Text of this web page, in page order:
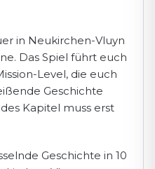
in Neukirchen-Vluyn
Das Spiel führt euch
Level, die euch
Geschichte
Kapitel muss erst
Geschichte in 10